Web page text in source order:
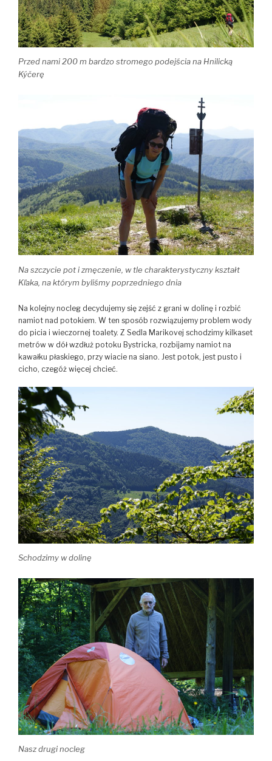
Przed nami 200 m bardzo stromego podejścia na Hnilicką
Kýčerę
Na szczycie pot i zmęczenie, w tle charakterystyczny kształt
Kľaka, na którym byliśmy poprzedniego dnia
Na kolejny nocleg decydujemy się zejść z grani w dolinę i rozbić
namiot nad potokiem. W ten sposób rozwiązujemy problem wody
do picia i wieczornej toalety. Z Sedla Marikovej schodzimy kilkaset
metrów w dół wzdłuż potoku Bystricka, rozbijamy namiot na
kawałku płaskiego, przy wiacie na siano. Jest potok, jest pusto i
cicho, czegóż więcej chcieć.
Schodzimy w dolinę
Nasz drugi nocleg